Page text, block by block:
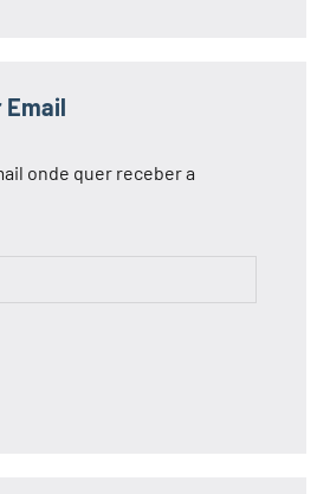
Email
onde quer receber a